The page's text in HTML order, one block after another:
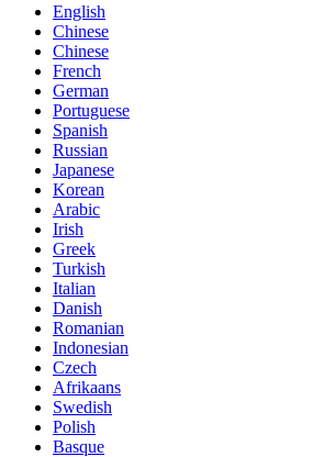
English
Chinese
Chinese
French
German
Portuguese
Spanish
Russian
Japanese
Korean
Arabic
Irish
Greek
Turkish
Italian
Danish
Romanian
Indonesian
Czech
Afrikaans
Swedish
Polish
Basque